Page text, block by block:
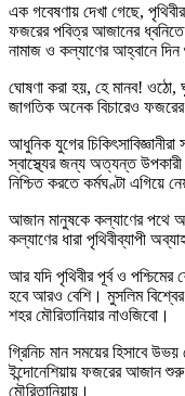
এক গবেষণায় দেখা গেছে,
ফজরের পবিত্র আজানের ধ্বনিতে
নামাজ ও কল্যাণের আহ্বানে
ঘোষণা করা হয়, হে মানব! ওঠো,
জাগতিক অনেক বিচারেও
আধুনিক যুগের
স্বাস্থ্যের জন্য অত্যন্ত
নিশ্চিত করতে কর্মঘণ্টা এগিয়ে
আজান মানুষকে কল্যাণের পথে
কল্যাণের ধারা পৃথিবীব্যাপী
আর যদি পৃথিবীর পূর্ব ও
হবে আরও বেশি। মুসলিম বিশ্বের
শহর মৌরিতানিয়ার নাওজিবো।
গ্রিনিচ মান সময়ের হিসাবে
ইন্দোনেশিয়ায় ফজরের আজান
মৌরিতানিয়ায়।